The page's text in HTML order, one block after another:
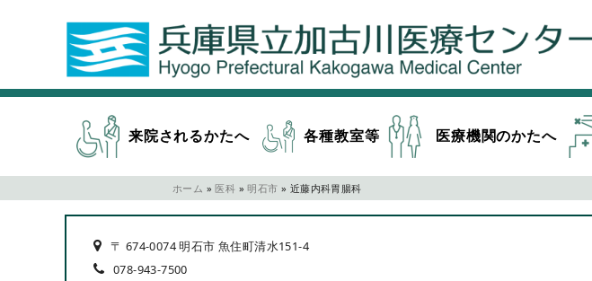
来院されるかたへ 各種教室等 医療機関のかたへ
ホーム » 医科 » 明石市 » 近藤内科胃腸科
〒 674-0074 明石市 魚住町清水151-4
078-943-7500